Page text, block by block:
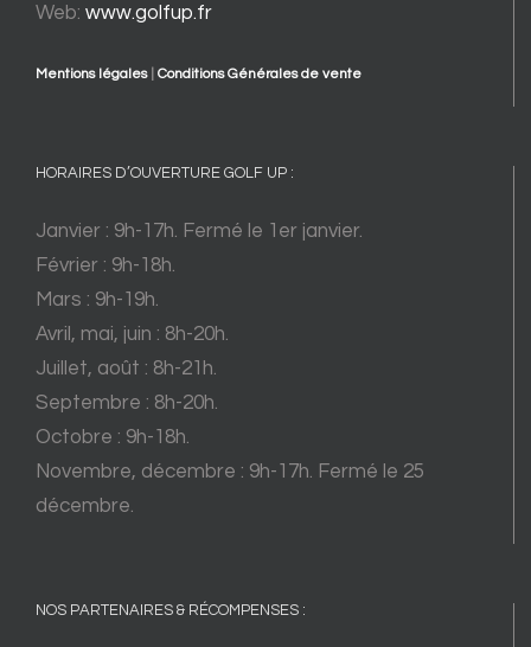
Web: www.golfup.fr
Mentions légales Conditions Générales de vente
HORAIRES D’OUVERTURE GOLF UP :
Janvier : 9h-17h. Fermé le 1er janvier.
Février : 9h-18h.
Mars : 9h-19h.
Avril, mai, juin : 8h-20h.
Juillet, août : 8h-21h.
Septembre : 8h-20h.
Octobre : 9h-18h.
Novembre, décembre : 9h-17h. Fermé le 25
décembre.
NOS PARTENAIRES & RÉCOMPENSES :